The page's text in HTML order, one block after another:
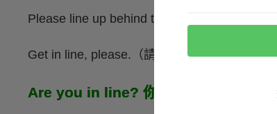
Please line up behind the yellow line.（請在
Get in line, please.（請排隊。）
Are you in line? 你在排隊嗎？